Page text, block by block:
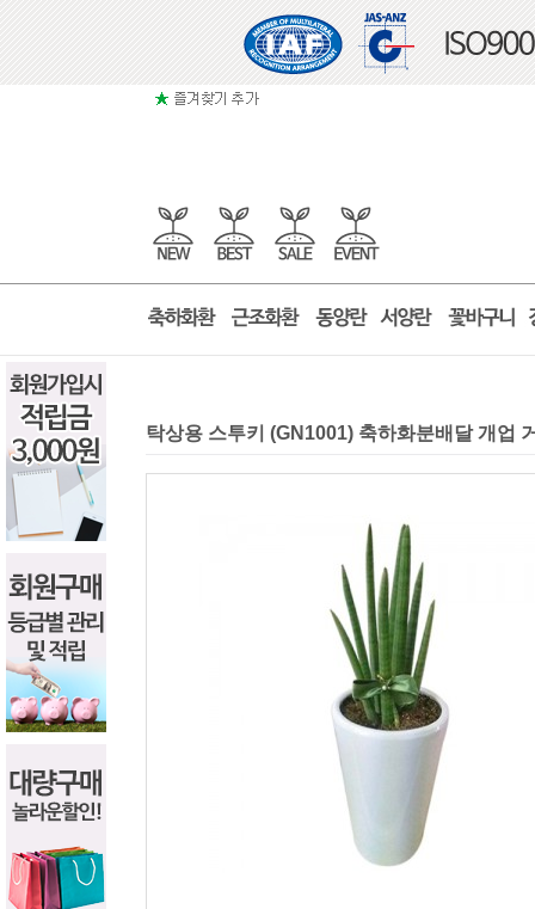
탁상용 스투키 (GN1001) 축하화분배달 개업